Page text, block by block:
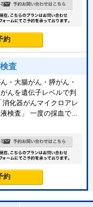
約
査
・大腸がん・膵がん・
んを遺伝子レベルで判
消化器がんマイクロアレ
検査」 一度の採血で...
約